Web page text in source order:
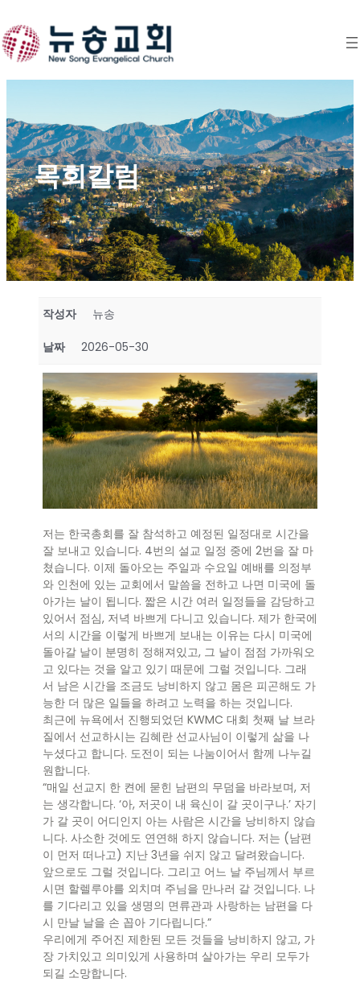
to
content
목회칼럼
작성자 뉴송
날짜 2026-05-30
저는 한국총회를 잘 참석하고 예정된 일정대로 시간을
잘 보내고 있습니다. 4번의 설교 일정 중에 2번을 잘 마
쳤습니다. 이제 돌아오는 주일과 수요일 예배를 의정부
와 인천에 있는 교회에서 말씀을 전하고 나면 미국에 돌
아가는 날이 됩니다. 짧은 시간 여러 일정들을 감당하고
있어서 점심, 저녁 바쁘게 다니고 있습니다. 제가 한국에
서의 시간을 이렇게 바쁘게 보내는 이유는 다시 미국에
돌아갈 날이 분명히 정해져있고, 그 날이 점점 가까워오
고 있다는 것을 알고 있기 때문에 그럴 것입니다. 그래
서 남은 시간을 조금도 낭비하지 않고 몸은 피곤해도 가
능한 더 많은 일들을 하려고 노력을 하는 것입니다.
최근에 뉴욕에서 진행되었던 KWMC 대회 첫째 날 브라
질에서 선교하시는 김혜란 선교사님이 이렇게 삶을 나
누셨다고 합니다. 도전이 되는 나눔이어서 함께 나누길
원합니다.
“매일 선교지 한 켠에 묻힌 남편의 무덤을 바라보며, 저
는 생각합니다. ‘아, 저곳이 내 육신이 갈 곳이구나.’ 자기
가 갈 곳이 어디인지 아는 사람은 시간을 낭비하지 않습
니다. 사소한 것에도 연연해 하지 않습니다. 저는 (남편
이 먼저 떠나고) 지난 3년을 쉬지 않고 달려왔습니다.
앞으로도 그럴 것입니다. 그리고 어느 날 주님께서 부르
시면 할렐루야를 외치며 주님을 만나러 갈 것입니다. 나
를 기다리고 있을 생명의 면류관과 사랑하는 남편을 다
시 만날 날을 손 꼽아 기다립니다.”
우리에게 주어진 제한된 모든 것들을 낭비하지 않고, 가
장 가치있고 의미있게 사용하며 살아가는 우리 모두가
되길 소망합니다.